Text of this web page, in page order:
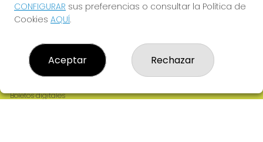
LOTERÍA MARTÍN MESA
Resultados
Contacto
Empresas
Boletos digitales
CONFIGURAR sus preferencias o consultar la Política de
Cookies AQUÍ.
Aceptar Rechazar